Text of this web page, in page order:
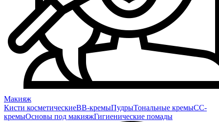
Макияж
Кисти косметическиеBB-кремыПудрыТональные кремыCC-
кремыОсновы под макияжГигиенические помады